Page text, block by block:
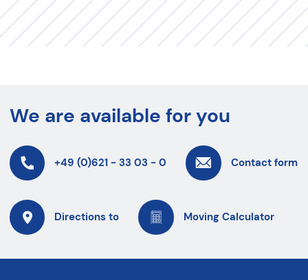
We are available for you
+49 (0)621 - 33 03 - 0 Contact form
Directions to Moving Calculator